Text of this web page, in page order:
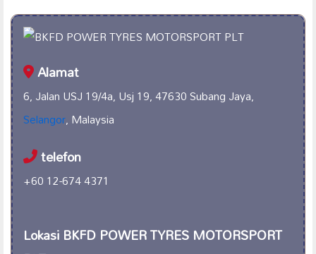
Alamat
6, Jalan USJ 19/4a, Usj 19, 47630 Subang Jaya,
Selangor, Malaysia
telefon
+60 12-674 4371
Lokasi BKFD POWER TYRES MOTORSPORT